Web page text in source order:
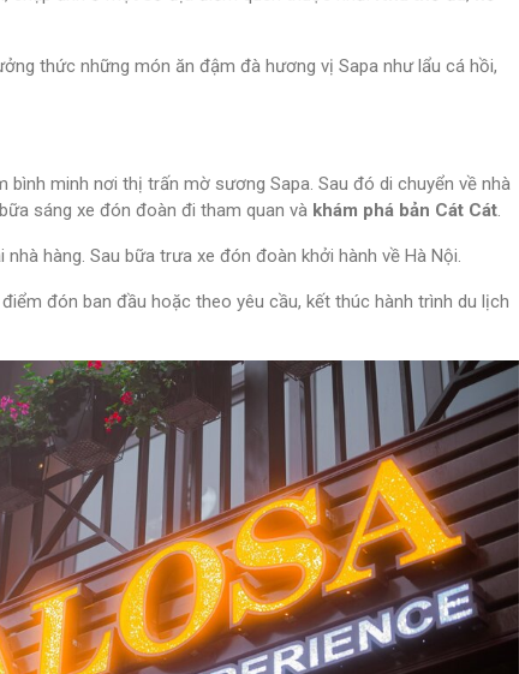
thức những món ăn đậm đà hương vị Sapa như lẩu cá hồi,
bình minh nơi thị trấn mờ sương Sapa. Sau đó di chuyển về nhà
sáng xe đón đoàn đi tham quan và khám phá bản Cát Cát
hàng. Sau bữa trưa xe đón đoàn khởi hành về Hà Nội.
đón ban đầu hoặc theo yêu cầu, kết thúc hành trình du lịch